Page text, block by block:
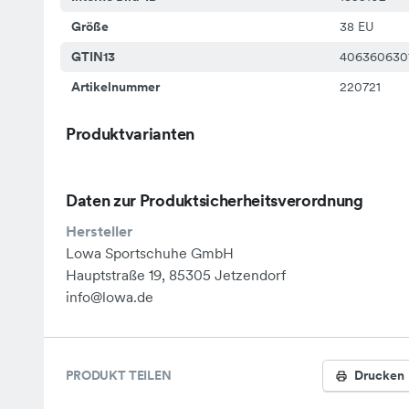
Größe
38 EU
GTIN13
Artikelnummer
220721
Produktvarianten
Daten zur Produktsicherheitsverordnung
Hersteller
Lowa Sportschuhe GmbH
Hauptstraße 19, 85305 Jetzendorf
info@lowa.de
PRODUKT TEILEN Drucken